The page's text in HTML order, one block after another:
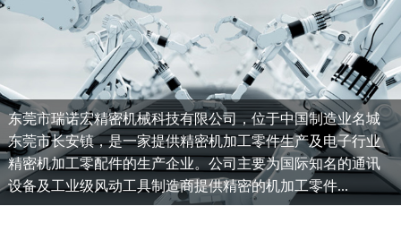
东莞市瑞诺宏精密机械科技有限公司，位于中国制造业名城
东莞市长安镇，是一家提供精密机加工零件生产及电子行业
精密机加工零配件的生产企业。公司主要为国际知名的通讯
设备及工业级风动工具制造商提供精密的机加工零件...